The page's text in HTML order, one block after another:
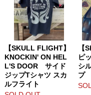
【SKULL FLIGHT】
KNOCKIN' ON HEL
L'S DOOR サイド
ジップTシャツ スカ
ルフライト
【
ピ
シ
プ